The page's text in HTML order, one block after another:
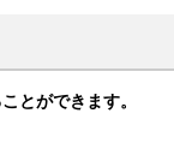
とができます。